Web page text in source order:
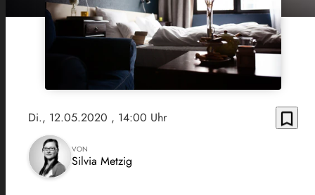
Di., 12.05.2020 , 14:00 Uhr bookmark_border
VON
Silvia Metzig